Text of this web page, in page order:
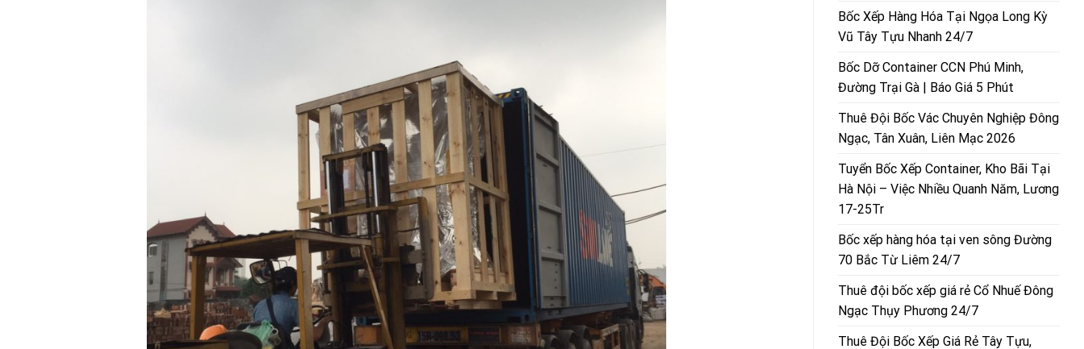
Bốc Xếp Hàng Hóa Tại Ngọa Long Kỳ
Vũ Tây Tựu Nhanh 24/7
Bốc Dỡ Container CCN Phú Minh,
Đường Trại Gà | Báo Giá 5 Phút
Thuê Đội Bốc Vác Chuyên Nghiệp Đông
Ngạc, Tân Xuân, Liên Mạc 2026
Tuyển Bốc Xếp Container, Kho Bãi Tại
Hà Nội – Việc Nhiều Quanh Năm, Lương
17-25Tr
Bốc xếp hàng hóa tại ven sông Đường
70 Bắc Từ Liêm 24/7
Thuê đội bốc xếp giá rẻ Cổ Nhuế Đông
Ngạc Thụy Phương 24/7
Thuê Đội Bốc Xếp Giá Rẻ Tây Tựu,